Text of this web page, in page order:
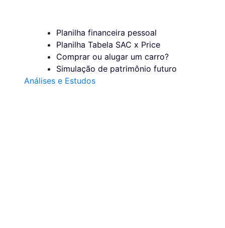
Planilha financeira pessoal
Planilha Tabela SAC x Price
Comprar ou alugar um carro?
Simulação de patrimônio futuro
Análises e Estudos